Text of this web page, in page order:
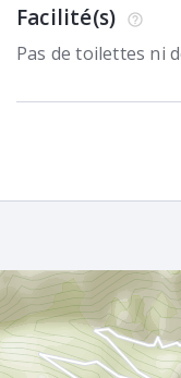
Facilité(s)
Pas de toilettes ni